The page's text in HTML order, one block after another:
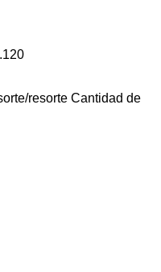
resorte Cantidad de